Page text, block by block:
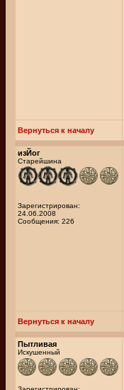
Вернуться к началу
изЙог
Старейшина
Зарегистрирован:
24.06.2008
Сообщения: 226
Вернуться к началу
Пытливая
Искушенный